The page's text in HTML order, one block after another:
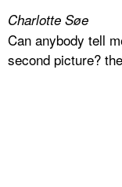
Charlotte Søe
Can anybody tell
second picture?